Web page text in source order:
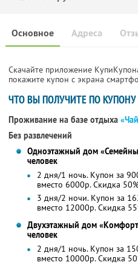
Основное Адреса
Скачайте приложение
покажите купон с экрана
ЧТО ВЫ ПОЛУЧИТЕ ПО КУПОНУ
Проживание на базе отдыха
Без развлечений
Одноэтажный дом
человек
2 дня/1 ночь. Купон за
вместо 6000р.Скидка
3 дня/2 ночи. Купон за
вместо 12000р. Скидка
Двухэтажный дом
человек
2 дня/1 ночь. Купон за
вместо 10000р. Скидка